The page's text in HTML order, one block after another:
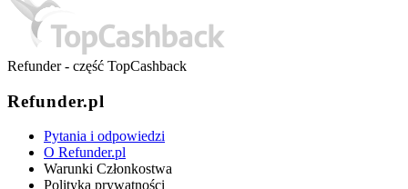
Refunder - część TopCashback
Refunder.pl
Pytania i odpowiedzi
O Refunder.pl
Warunki Członkostwa
Polityka prywatności